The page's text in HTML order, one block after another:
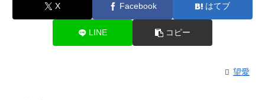
X Facebook はてブ
LINE コピー
望愛